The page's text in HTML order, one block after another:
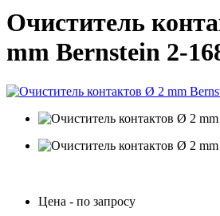
Очиститель
mm Bernstein 2-
Цена - по запросу